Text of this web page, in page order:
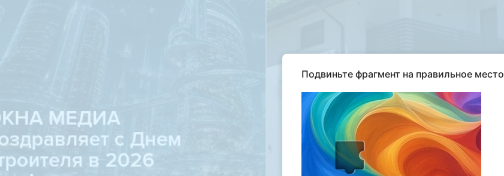
Подвиньте фрагмент на правильное место